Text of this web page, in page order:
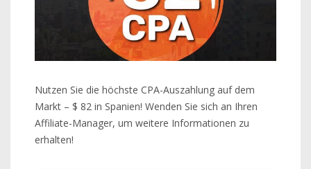
Nutzen Sie die höchste CPA-Auszahlung auf dem
Markt – $ 82 in Spanien! Wenden Sie sich an Ihren
Affiliate-Manager, um weitere Informationen zu
erhalten!